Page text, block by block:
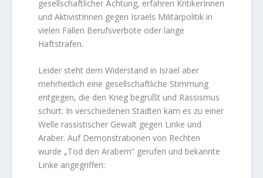
gesellschaftlicher Ächtung, erfahren KritikerInnen
und AktivistInnen gegen Israels Militärpolitik in
vielen Fällen Berufsverbote oder lange
Haftstrafen.
Leider steht dem Widerstand in Israel aber
mehrheitlich eine gesellschaftliche Stimmung
entgegen, die den Krieg begrüßt und Rassismus
schürt: In verschiedenen Städten kam es zu einer
Welle rassistischer Gewalt gegen Linke und
Araber. Auf Demonstrationen von Rechten
wurde „Tod den Arabern“ gerufen und bekannte
Linke angegriffen: